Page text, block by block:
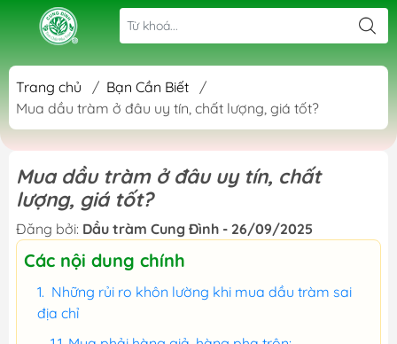
Trang chủ / Bạn Cần Biết
/
Mua dầu tràm ở đâu uy tín, chất lượng, giá tốt?
Mua dầu tràm ở đâu uy tín, chất
lượng, giá tốt?
Đăng bởi: Dầu tràm Cung Đình - 26/09/2025
Các nội dung chính
Những rủi ro khôn lường khi mua dầu tràm sai
địa chỉ